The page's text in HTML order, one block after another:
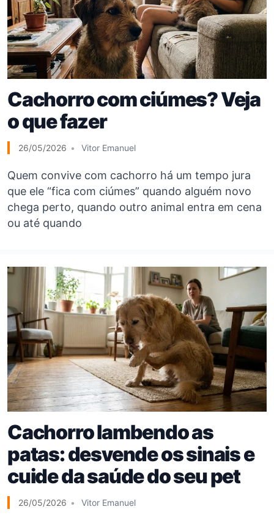
Cachorro com ciúmes? Veja
o que fazer
26/05/2026 Vitor Emanuel
Quem convive com cachorro há um tempo jura
que ele “fica com ciúmes” quando alguém novo
chega perto, quando outro animal entra em cena
ou até quando
Cachorro lambendo as
patas: desvende os sinais e
cuide da saúde do seu pet
26/05/2026 Vitor Emanuel